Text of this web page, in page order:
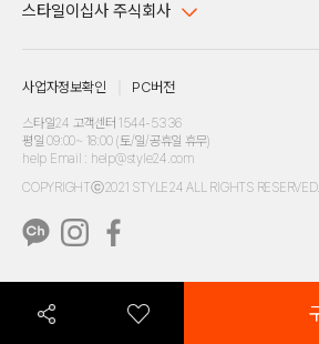
스타일이십사 주식회사
주소 : 서울시 강남구 논현로 633, 6층 (논현동, 한세엠케이빌
사업자등록번호 : 116-81-32499
통신판매업신고번호 : 제 2024-서울강남-04239
개인정보보호책임자 : 배기영
고객센터 1544-5336(평일 09:00~ 18:00 토/일/공휴일 휴
사업자정보확인 PC버전
스타일24 고객센터 1544-5336
평일 09:00~ 18:00 (토/일/공휴일 휴무)
help Email : help@style24.com
COPYRIGHTⓒ2021 STYLE24 ALL RIGHTS RESERVED.